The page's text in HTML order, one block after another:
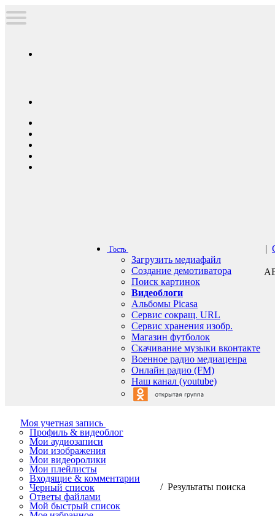
Гость
Загрузить медиафайл
Создание демотиватора
Поиск картинок
Видеоблоги
Альбомы Picasa
Сервис сокращ. URL
Сервис хранения изобр.
Магазин футболок
Скачивание музыки вконтакте
Военное радио медиаценра
Онлайн радио (FM)
Наш канал (youtube)
|
Моя учетная запись
Профиль & видеоблог
Мои аудиозаписи
Мои изображения
Мои видеоролики
Мои плейлисты
Входящие & комментарии
Черный список
Ответы файлами
Мой быстрый список
/ Результаты поиска